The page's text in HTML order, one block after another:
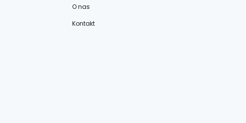
O nas
Kontakt